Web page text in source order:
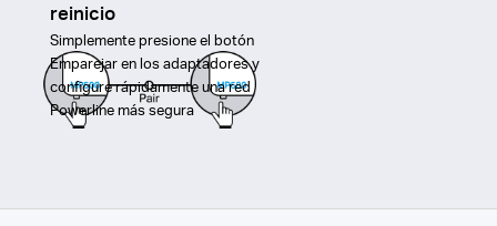
reinicio
Simplemente presione el botón
Emparejar en los adaptadores y
configure rápidamente una red
Powerline más segura